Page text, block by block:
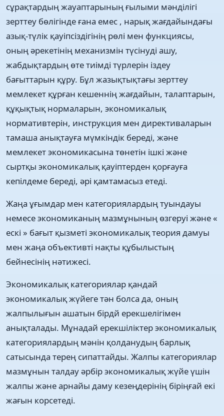
сұрақтардың жауаптарының ғылыми мәнділігі
зерттеу бөлігінде ғана емес , нарық жағдайындағы
азық-түлік қауіпсіздігінің рөлі мен функциясы,
оның әрекетінің механизмін түсінуді ашу,
жабдықтардың өте тиімді түрлерін іздеу
бағыттарын құру. Бұл жазықтықтағы зерттеу
мемлекет құрған кешеннің жағдайын, талаптарын,
құқықтық нормаларын, экономикалық
нормативтерін, инструкция мен директиваларын
тамаша анықтауға мүмкіндік береді, және
мемлекет экономикасына төнетін ішкі және
сыртқы экономикалық қауіптерден қорғауға
кепілдеме береді, әрі қамтамасыз етеді.
Жаңа ұғымдар мен категориялардың туындауы
немесе экономиканың мазмұнының өзгеруі және «
ескі » бағыт қызметі экономикалық теория дамуы
мен жаңа объективті нақты құбылыстың
бейнесінің нәтижесі.
Экономикалық категориялар қандай
экономикалық жүйеге тән болса да, оның
жалпылығын ашатын бірдй ерекшелігімен
анықталады. Мұнадай ерекшіліктер экономикалық
категориялардың мәнін қолданудың барлық
сатысында терең сипаттайды. Жалпы категориялар
мазмұнын талдау әрбір экономикалық жүйе үшін
жалпы және арнайы даму кезеңдерінің біріңғай екі
жағын корсетеді.